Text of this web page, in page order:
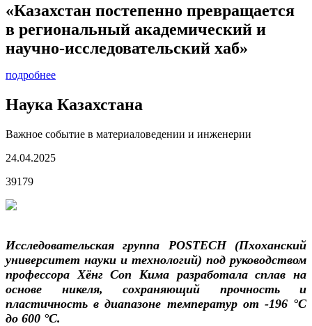
«Казахстан постепенно превращается
в региональный академический и
научно-исследовательский хаб»
подробнее
Наука Казахстана
Важное событие в материаловедении и инженерии
24.04.2025
39179
Исследовательская группа POSTECH (Пхоханский
университет науки и технологий) под руководством
профессора Хёнг Соп Кима разработала сплав на
основе никеля, сохраняющий прочность и
пластичность в диапазоне температур от -196 °C
до 600 °C.